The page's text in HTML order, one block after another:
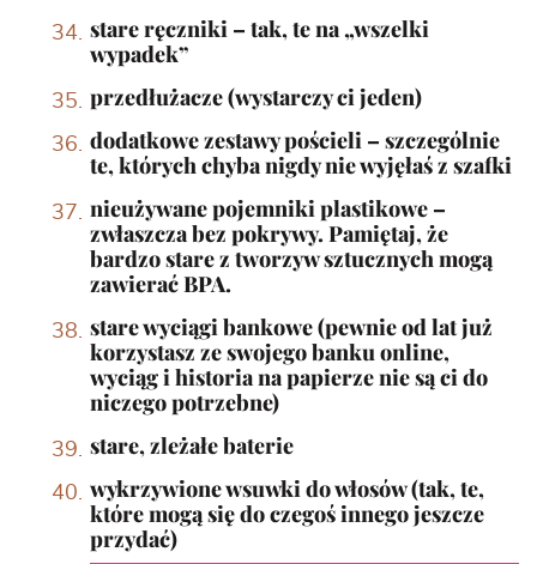
stare ręczniki – tak, te na „wszelki
wypadek”
przedłużacze (wystarczy ci jeden)
dodatkowe zestawy pościeli – szczególnie
te, których chyba nigdy nie wyjęłaś z szafki
nieużywane pojemniki plastikowe –
zwłaszcza bez pokrywy. Pamiętaj, że
bardzo stare z tworzyw sztucznych mogą
zawierać BPA.
stare wyciągi bankowe (pewnie od lat już
korzystasz ze swojego banku online,
wyciąg i historia na papierze nie są ci do
niczego potrzebne)
stare, zleżałe baterie
wykrzywione wsuwki do włosów (tak, te,
które mogą się do czegoś innego jeszcze
przydać)